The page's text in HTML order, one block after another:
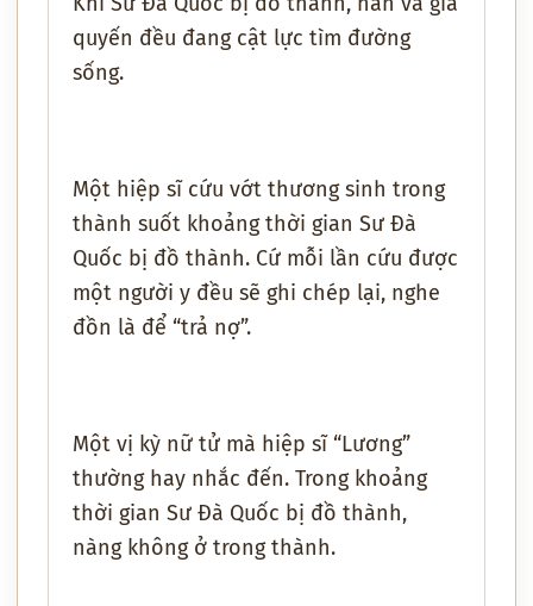
quyến đều đang cật lực tìm đường
sống.
Một hiệp sĩ cứu vớt thương sinh trong
thành suốt khoảng thời gian Sư Đà
Quốc bị đồ thành. Cứ mỗi lần cứu được
một người y đều sẽ ghi chép lại, nghe
đồn là để “trả nợ”.
Một vị kỳ nữ tử mà hiệp sĩ “Lương”
thường hay nhắc đến. Trong khoảng
thời gian Sư Đà Quốc bị đồ thành,
nàng không ở trong thành.